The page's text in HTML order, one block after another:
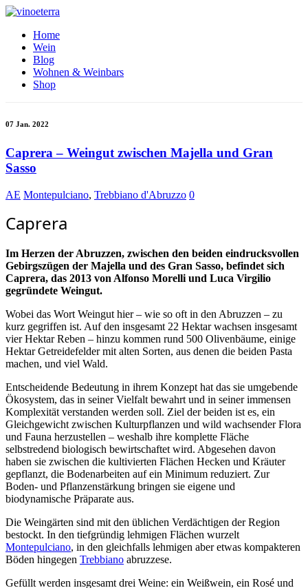
Home
Wein
Blog
Wohnen & Weinbars
Shop
07 Jan. 2022
Caprera – Weingut zwischen Majella und Gran
Sasso
AE Montepulciano, Trebbiano d'Abruzzo 0
Caprera
Im Herzen der Abruzzen, zwischen den beiden eindrucksvollen
Gebirgszügen der Majella und des Gran Sasso, befindet sich
Caprera, das 2013 von Alfonso Morelli und Luca Virgilio
gegründete Weingut.
Wobei das Wort Weingut hier – wie so oft in den Abruzzen – zu
kurz gegriffen ist. Auf den insgesamt 22 Hektar wachsen insgesamt
vier Hektar Reben – hinzu kommen rund 500 Olivenbäume, einige
Hektar Getreidefelder mit alten Sorten, aus denen die beiden Pasta
machen, und viel Wald.
Entscheidende Bedeutung in ihrem Konzept hat das sie umgebende
Ökosystem, das in seiner Vielfalt bewahrt und in seiner immensen
Komplexität verstanden werden soll. Ziel der beiden ist es, ein
Gleichgewicht zwischen Kulturpflanzen und wild wachsender Flora
und Fauna herzustellen – weshalb ihre komplette Fläche
selbstredend biologisch bewirtschaftet wird. Abgesehen davon
haben sie zwischen die kultivierten Flächen Hecken und Kräuter
gepflanzt, die Bodenarbeiten auf ein Minimum reduziert. Zur
Boden- und Pflanzenstärkung bringen sie eigene und
biodynamische Präparate aus.
Die Weingärten sind mit den üblichen Verdächtigen der Region
bestockt. In den tiefgründig lehmigen Flächen wurzelt
Montepulciano, in den gleichfalls lehmigen aber etwas kompakteren
Böden hingegen Trebbiano abruzzese.
Gefüllt werden insgesamt drei Weine: ein Weißwein, ein Rosé und